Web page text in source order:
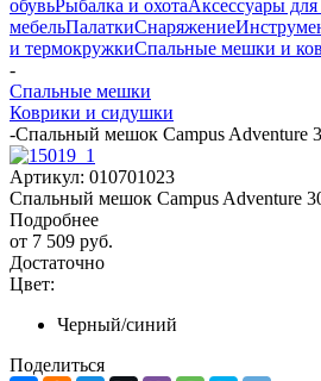
обувьРыбалка и охотаАксессуары для
мебельПалаткиСнаряжение
и термокружкиСпальные мешки и
-
Спальные мешки
Коврики и сидушки
-Спальный мешок Campus Adventure
Артикул: 010701023
Спальный мешок Campus Adventure
Подробнее
от 7 509 руб.
Достаточно
Цвет:
Черный/синий
Поделиться